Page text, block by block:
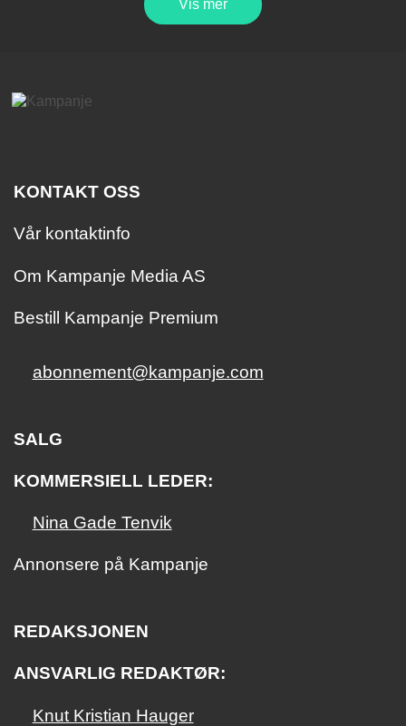
Vis mer
KONTAKT OSS
Vår kontaktinfo
Om Kampanje Media AS
Bestill Kampanje Premium
abonnement@kampanje.com
SALG
KOMMERSIELL LEDER:
Nina Gade Tenvik
Annonsere på Kampanje
REDAKSJONEN
ANSVARLIG REDAKTØR:
Knut Kristian Hauger